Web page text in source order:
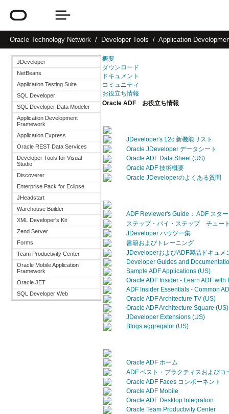
Oracle Technology Network Developer Tools Application
JDeveloper
NetBeans
Application Testing Suite
SQL Developer
SQL Developer Data Modeler
Application Development
Framework
Application Express
Oracle REST Data Services
Developer Tools for Visual
Studio
Discoverer
Enterprise Pack for Eclipse
JHeadstart
Warehouse Builder
XML Developer's Kit
Zend Server
Forms
Team Productivity Center
Oracle Mobile Application
Framework
Oracle JET
SQL Developer Web
概要
ダウンロード
ドキュメント
コミュニティ
お役立ち情報
Oracle ADF お役立ち情報
JDeveloper's 12c 新機能リスト
Oracle JDeveloper データシート
Oracle ADF Data Sheet (US)
Oracle ADF 技術概要
Oracle JDeveloperのよくある質問
ADF Reviewer's Guide： ADF スタ
ステップ・バイ・ステップ チュー
JDeveloper ハウツー集
書籍およびトレーニング
JDeveloperおよびADF製品ドキュメ
Developer Guides and
Sample ADF Applications (US)
Oracle ADF Insider - Learn ADF
ADF Insider Essentials - Common
Oracle ADF Architecture TV (US)
Oracle ADF Architecture Square (US)
JDeveloper Extensions (US)
Blogs aggregator (US)
Oracle ADF ホーム
ADF ベスト・プラクティスおよびコ
Oracle ADF Faces コンポーネント
Oracle ADF Mobile
Oracle ADF Desktop Integration
Oracle Team Productivity Center